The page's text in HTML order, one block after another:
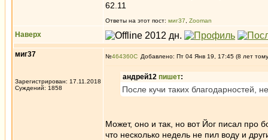
62.11
Ответы на этот пост: миг37 Zooman
Наверх
миг37
Зарегистрирован: 17.11.2018
Суждений: 1858
№464360 Добавлено: Пт 04 Янв 19, 17:45 (8 лет
андрей12 пишет:
После кучи таких благодарностей,
Может, оно и так, но вот Йог писал про
что несколько недель не пил воду и